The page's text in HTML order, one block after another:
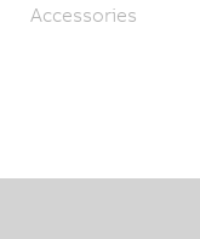
Accessories